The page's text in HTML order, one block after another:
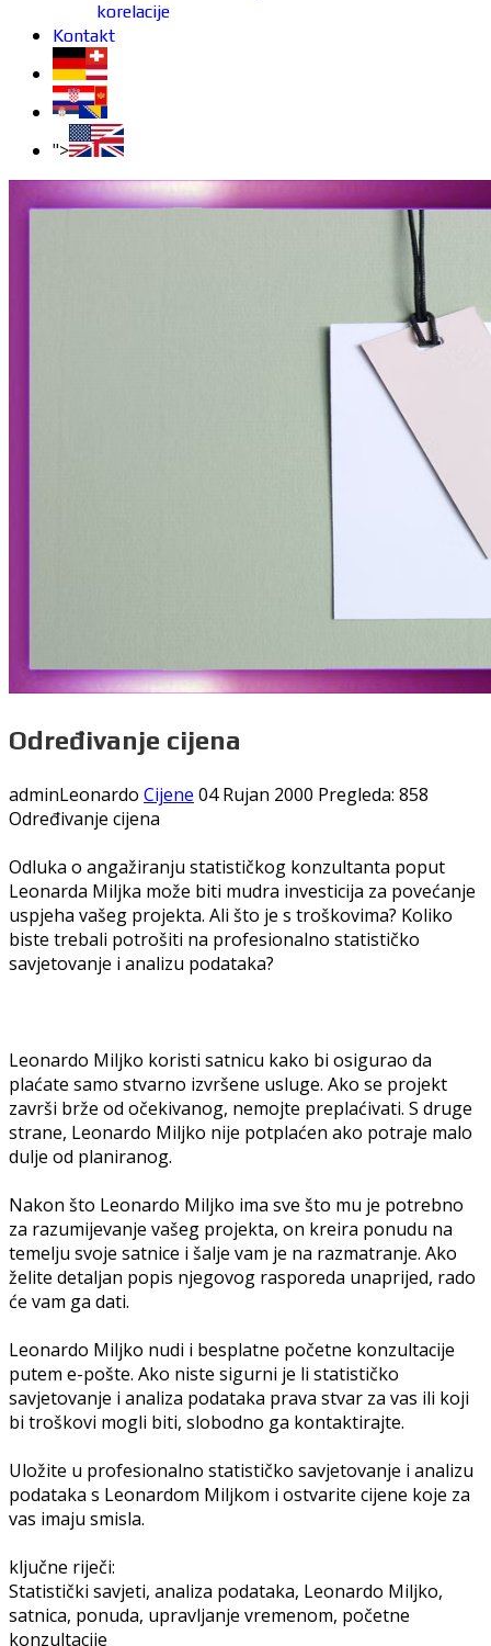
korelacije
Kontakt
">
Određivanje cijena
adminLeonardo Cijene 04 Rujan 2000 Pregleda: 858
Određivanje cijena
Odluka o angažiranju statističkog konzultanta poput
Leonarda Miljka može biti mudra investicija za povećanje
uspjeha vašeg projekta. Ali što je s troškovima? Koliko
biste trebali potrošiti na profesionalno statističko
savjetovanje i analizu podataka?
Leonardo Miljko koristi satnicu kako bi osigurao da
plaćate samo stvarno izvršene usluge. Ako se projekt
završi brže od očekivanog, nemojte preplaćivati. S druge
strane, Leonardo Miljko nije potplaćen ako potraje malo
dulje od planiranog.
Nakon što Leonardo Miljko ima sve što mu je potrebno
za razumijevanje vašeg projekta, on kreira ponudu na
temelju svoje satnice i šalje vam je na razmatranje. Ako
želite detaljan popis njegovog rasporeda unaprijed, rado
će vam ga dati.
Leonardo Miljko nudi i besplatne početne konzultacije
putem e-pošte. Ako niste sigurni je li statističko
savjetovanje i analiza podataka prava stvar za vas ili koji
bi troškovi mogli biti, slobodno ga kontaktirajte.
Uložite u profesionalno statističko savjetovanje i analizu
podataka s Leonardom Miljkom i ostvarite cijene koje za
vas imaju smisla.
ključne riječi:
Statistički savjeti, analiza podataka, Leonardo Miljko,
satnica, ponuda, upravljanje vremenom, početne
konzultacije